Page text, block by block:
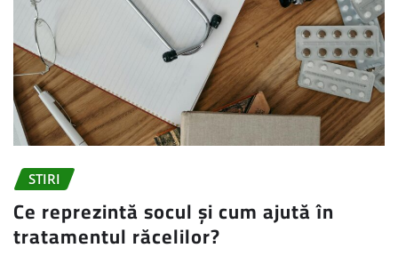
STIRI
Ce reprezintă socul și cum ajută în
tratamentul răcelilor?